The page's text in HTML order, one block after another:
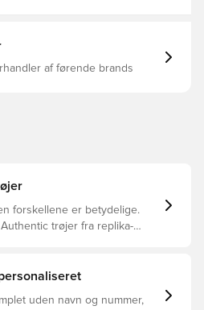
af førende brands
forskellene er betydelige.
trøjer fra replika-
uden navn og nummer,